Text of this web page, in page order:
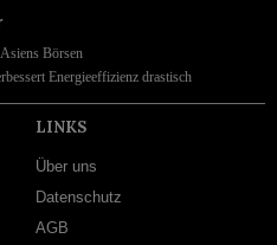
Börsen
Energieeffizienz drastisch
LINKS
Über uns
Datenschutz
AGB